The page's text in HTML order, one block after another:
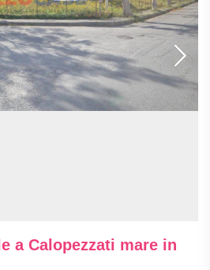
a Calopezzati mare in